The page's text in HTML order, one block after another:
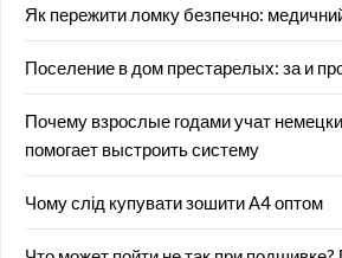
Як пережити ломку безпечно: медичний
Поселение в дом престарелых: за и
Почему взрослые годами учат
помогает выстроить систему
Чому слід купувати зошити А4 оптом